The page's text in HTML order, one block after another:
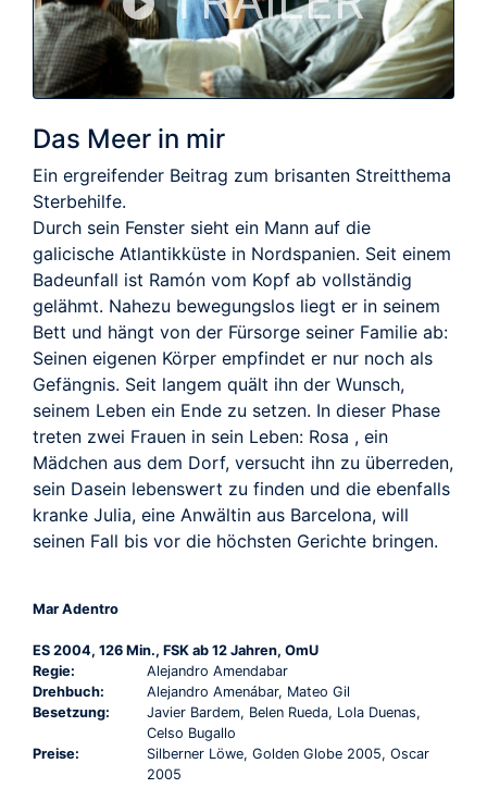
Das Meer in mir
Ein ergreifender Beitrag zum brisanten Streitthema
Sterbehilfe.
Durch sein Fenster sieht ein Mann auf die
galicische Atlantikküste in Nordspanien. Seit einem
Badeunfall ist Ramón vom Kopf ab vollständig
gelähmt. Nahezu bewegungslos liegt er in seinem
Bett und hängt von der Fürsorge seiner Familie ab:
Seinen eigenen Körper empfindet er nur noch als
Gefängnis. Seit langem quält ihn der Wunsch,
seinem Leben ein Ende zu setzen. In dieser Phase
treten zwei Frauen in sein Leben: Rosa , ein
Mädchen aus dem Dorf, versucht ihn zu überreden,
sein Dasein lebenswert zu finden und die ebenfalls
kranke Julia, eine Anwältin aus Barcelona, will
seinen Fall bis vor die höchsten Gerichte bringen.
Mar Adentro
ES 2004, 126 Min., FSK ab 12 Jahren, OmU
Regie:
Alejandro Amendabar
Drehbuch:
Alejandro Amenábar, Mateo Gil
Besetzung:
Javier Bardem, Belen Rueda, Lola Duenas,
Celso Bugallo
Preise:
Silberner Löwe, Golden Globe 2005, Oscar
2005